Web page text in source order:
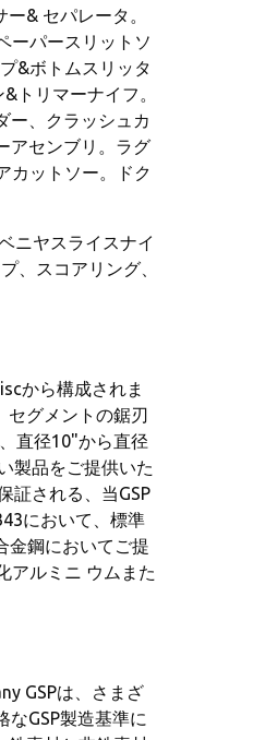
& セパレータ。
ーパースリットソ
&ボトムスリッタ
トリマーナイフ。
ー、クラッシュカ
アセンブリ。ラグ
カットソー。ドク
ニヤスライスナイ
、スコアリング、
から構成されま
セグメントの鋸刃
直径10"から直径
製品をご提供いた
証される、当GSP
において、標準
金鋼においてご提
アルミニ ウムまた
GSPは、さまざ
GSP製造基準に